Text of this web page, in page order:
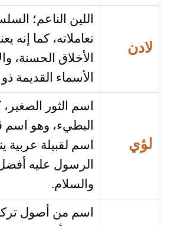
لادن
اللين الناعم؛
تعاملاته، كما إنه
الأخلاق الحسنة،
الأسماء القديمة
لؤي
اسم الثور الصغير،
البطيء، وهو اسم
اسم لقبيلة عربية
الرسول عليه
والسلام.
اسم من أصول